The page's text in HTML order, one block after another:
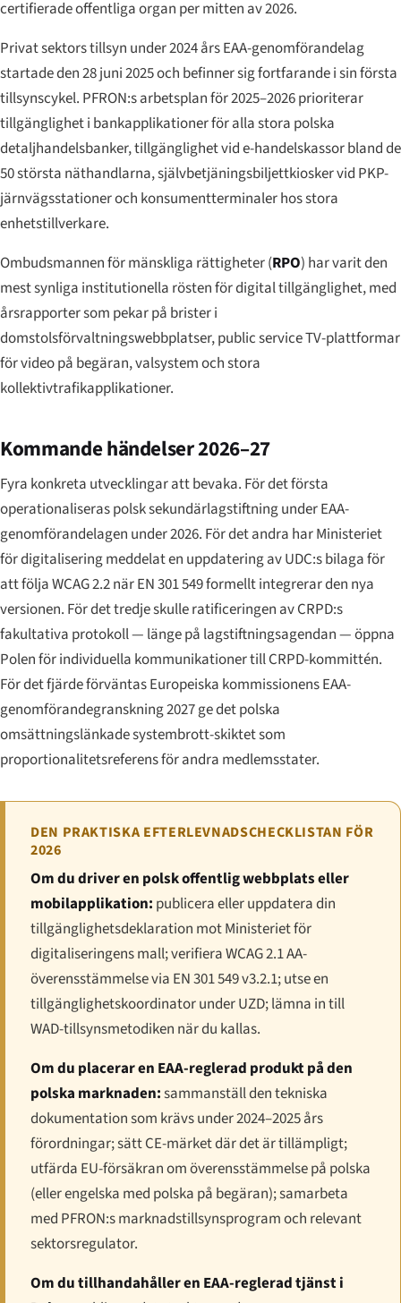
certifierade offentliga organ per mitten av 2026.
Privat sektors tillsyn under 2024 års EAA-genomförandelag
startade den 28 juni 2025 och befinner sig fortfarande i sin första
tillsynscykel. PFRON:s arbetsplan för 2025–2026 prioriterar
tillgänglighet i bankapplikationer för alla stora polska
detaljhandelsbanker, tillgänglighet vid e-handelskassor bland de
50 största näthandlarna, självbetjäningsbiljettkiosker vid PKP-
järnvägsstationer och konsumentterminaler hos stora
enhetstillverkare.
Ombudsmannen för mänskliga rättigheter (RPO) har varit den
mest synliga institutionella rösten för digital tillgänglighet, med
årsrapporter som pekar på brister i
domstolsförvaltningswebbplatser, public service TV-plattformar
för video på begäran, valsystem och stora
kollektivtrafik­applikationer.
Kommande händelser 2026–27
Fyra konkreta utvecklingar att bevaka. För det första
operationaliseras polsk sekundärlagstiftning under EAA-
genomförandelagen under 2026. För det andra har Ministeriet
för digitalisering meddelat en uppdatering av UDC:s bilaga för
att följa WCAG 2.2 när EN 301 549 formellt integrerar den nya
versionen. För det tredje skulle ratificeringen av CRPD:s
fakultativa protokoll — länge på lagstiftningsagendan — öppna
Polen för individuella kommunikationer till CRPD-kommittén.
För det fjärde förväntas Europeiska kommissionens EAA-
genomförandegranskning 2027 ge det polska
omsättningslänkade systembrott-skiktet som
proportionalitetsreferens för andra medlemsstater.
DEN PRAKTISKA EFTERLEVNADSCHECKLISTAN FÖR
2026
Om du driver en polsk offentlig webbplats eller
mobilapplikation: publicera eller uppdatera din
tillgänglighetsdeklaration mot Ministeriet för
digitaliseringens mall; verifiera WCAG 2.1 AA-
överensstämmelse via EN 301 549 v3.2.1; utse en
tillgänglighetskoordinator under UZD; lämna in till
WAD-tillsynsmetodiken när du kallas.
Om du placerar en EAA-reglerad produkt på den
polska marknaden:sammanställ den tekniska
dokumentation som krävs under 2024–2025 års
förordningar; sätt CE-märket där det är tillämpligt;
utfärda EU-försäkran om överensstämmelse på polska
(eller engelska med polska på begäran); samarbeta
med PFRON:s marknadstillsynsprogram och relevant
sektorsregulator.
Om du tillhandahåller en EAA-reglerad tjänst i